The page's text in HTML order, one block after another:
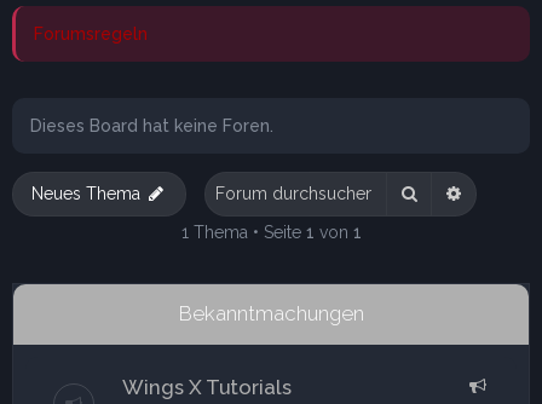
e
Forumsregeln
Dieses Board hat keine Foren.
Neues Thema Suche
1 Thema • Seite 1 von 1
Bekanntmachungen
Wings X Tutorials